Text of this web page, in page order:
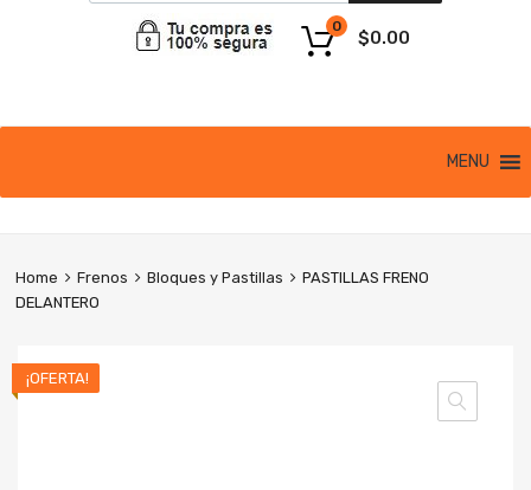
$0.00
0
MENU
Home Frenos Bloques y Pastillas
PASTILLAS FRENO
DELANTERO
¡OFERTA!